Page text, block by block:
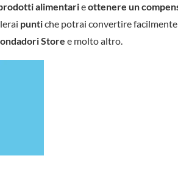
alimentarieottenere un
puntiche potrai convertire
Store e molto altro.